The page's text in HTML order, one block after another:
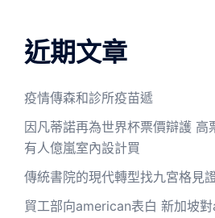
近期文章
疫情傳森和診所疫苗遞
因凡蒂諾再為世界杯票價辯護 高
有人億嵐室內設計買
傳統書院的現代轉型找九宮格見
貿工部向american表白 新加坡